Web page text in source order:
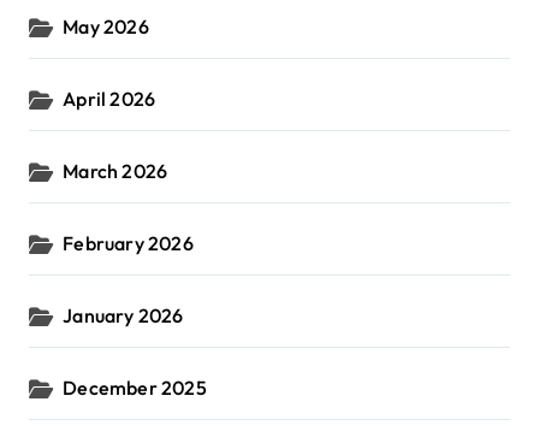
May 2026
April 2026
March 2026
February 2026
January 2026
December 2025